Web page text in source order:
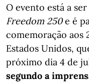
O evento está a
Freedom 250e é
comemoração aos
Estados Unidos,
próximo dia 4 de
segundo a